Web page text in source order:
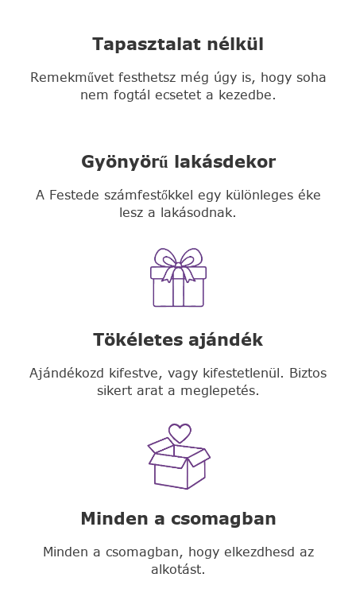
Tapasztalat nélkül
Remekművet festhetsz még úgy is, hogy soha
nem fogtál ecsetet a kezedbe.
Gyönyörű lakásdekor
A Festede számfestőkkel egy különleges éke
lesz a lakásodnak.
Tökéletes ajándék
Ajándékozd kifestve, vagy kifestetlenül. Biztos
sikert arat a meglepetés.
Minden a csomagban
Minden a csomagban, hogy elkezdhesd az
alkotást.